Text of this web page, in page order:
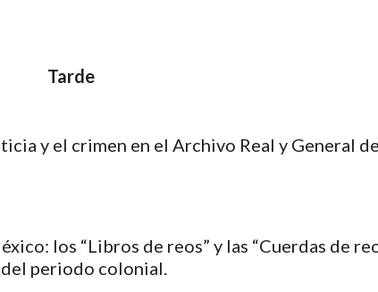
Tarde
y el crimen en el Archivo Real y General
los “Libros de reos” y las “Cuerdas de
del periodo colonial.